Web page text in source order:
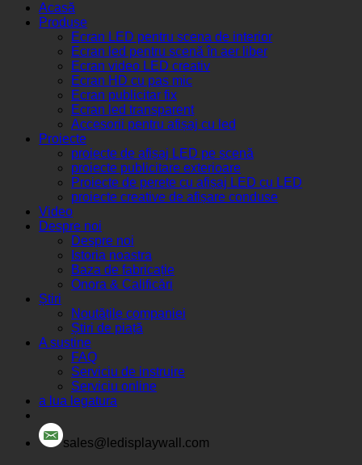
Acasă
Produse
Ecran LED pentru scena de interior
Ecran led pentru scenă în aer liber
Ecran video LED creativ
Ecran HD cu pas mic
Ecran publicitar fix
Ecran led transparent
Accesorii pentru afișaj cu led
Proiecte
proiecte de afișaj LED pe scenă
proiecte publicitare exterioare
Proiecte de perete cu afișaj LED cu LED
proiecte creative de afișare conduse
Video
Despre noi
Despre noi
Istoria noastra
Baza de fabricație
Onora & Calificări
Știri
Noutățile companiei
Știri de piață
A sustine
FAQ
Serviciu de instruire
Serviciu online
a lua legatura
sales@ledisplaywall.com